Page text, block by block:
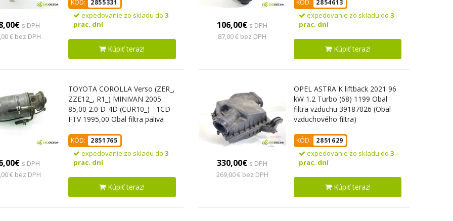
s DPH
€ bez DPH
KÓD: 2855331
expedovanie zo skladu do 3
prac. dní
Kúpiť teraz!
106,00€ s DPH
87,00 € bez DPH
KÓD: 2854613
expedovanie zo skladu do3
prac. dní
Kúpiť teraz!
s DPH
€ bez DPH
TOYOTA COROLLA Verso (ZER_,
ZZE12_, R1_) MINIVAN 2005
85,00 2.0 D-4D (CUR10_) - 1CD-
FTV 1995,00 Obal filtra paliva
KÓD: 2851765
expedovanie zo skladu do 3
prac. dní
Kúpiť teraz!
330,00€ s DPH
269,00 € bez DPH
OPEL ASTRA K liftback 2021 96
kW 1.2 Turbo (68) 1199 Obal
filtra vzduchu 39187026 (Obal
vzduchového filtra)
KÓD: 2851629
expedovanie zo skladu do3
prac. dní
Kúpiť teraz!